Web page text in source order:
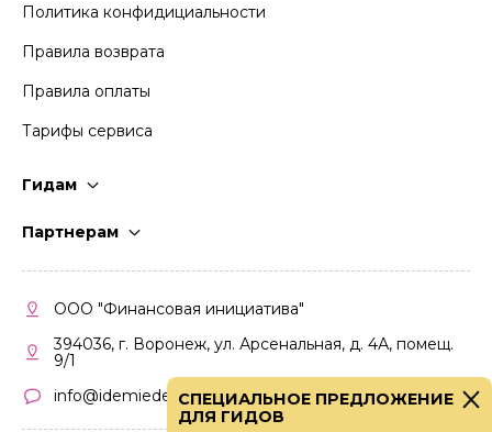
Политика конфидициальности
Правила возврата
Правила оплаты
Тарифы сервиса
Гидам
Партнерам
Кабинет партнера
Правила участия
ООО "Финансовая инициатива"
394036, г. Воронеж, ул. Арсенальная, д. 4А, помещ.
9/1
info@idemiedem.ruСПЕЦИАЛЬНОЕ ПРЕДЛОЖЕНИЕ
ДЛЯ ГИДОВ